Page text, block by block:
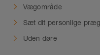
Vægområde
Sæt dit personlige
Uden døre